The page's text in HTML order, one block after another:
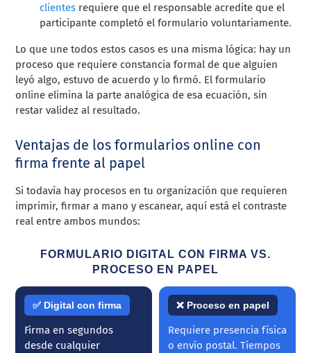
clientes requiere que el responsable acredite que el
participante completó el formulario voluntariamente.
Lo que une todos estos casos es una misma lógica: hay un
proceso que requiere constancia formal de que alguien
leyó algo, estuvo de acuerdo y lo firmó. El formulario
online elimina la parte analógica de esa ecuación, sin
restar validez al resultado.
Ventajas de los formularios online con
firma frente al papel
Si todavía hay procesos en tu organización que requieren
imprimir, firmar a mano y escanear, aquí está el contraste
real entre ambos mundos:
FORMULARIO DIGITAL CON FIRMA VS.
PROCESO EN PAPEL
✅ Digital con firma
Firma en segundos
desde cualquier
❌ Proceso en papel
Requiere presencia física
o envío postal. Tiempos